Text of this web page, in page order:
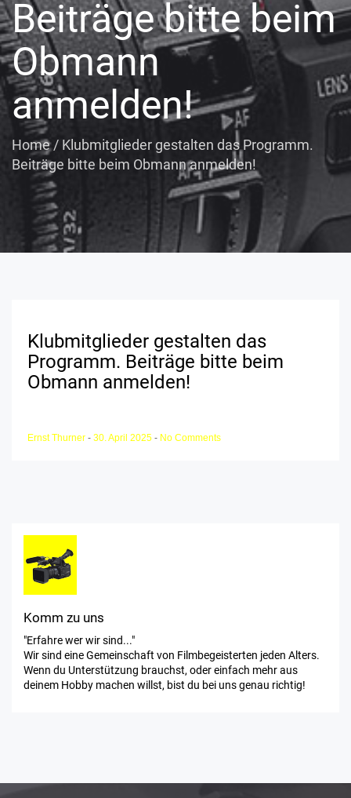
Beiträge bitte beim
Obmann
anmelden!
Home/ Klubmitglieder gestalten das Programm.
Beiträge bitte beim Obmann anmelden!
Klubmitglieder gestalten das
Programm. Beiträge bitte beim
Obmann anmelden!
Ernst Thurner - 30. April 2025 - No Comments
Komm zu uns
"Erfahre wer wir sind..."
Wir sind eine Gemeinschaft von Filmbegeisterten jeden Alters.
Wenn du Unterstützung brauchst, oder einfach mehr aus
deinem Hobby machen willst, bist du bei uns genau richtig!